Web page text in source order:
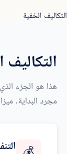
التكاليف الخفية
هذا هو الجزء
مجرد البداية.
التنفيذ: 2000